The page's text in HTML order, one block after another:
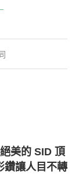
美的 SID 頂
鑽讓人目不轉